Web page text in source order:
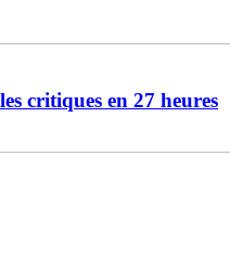
critiques en 27 heures